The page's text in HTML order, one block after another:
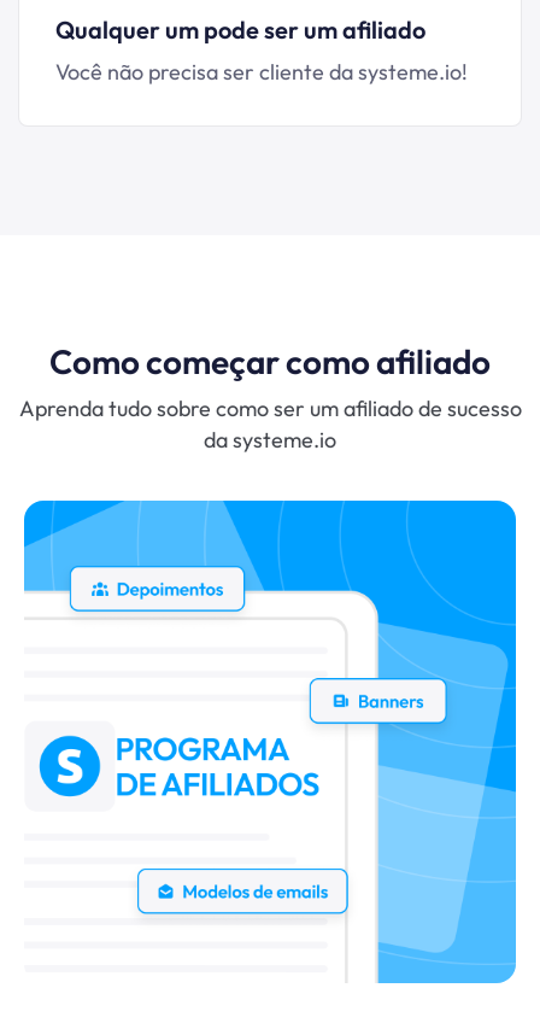
Qualquer um pode ser um afiliado
Você não precisa ser cliente da systeme.io!
Como começar como afiliado
Aprenda tudo sobre como ser um afiliado de sucesso
da systeme.io